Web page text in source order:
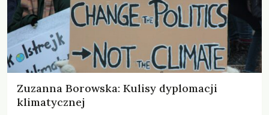
Zuzanna Borowska: Kulisy dyplomacji
klimatycznej